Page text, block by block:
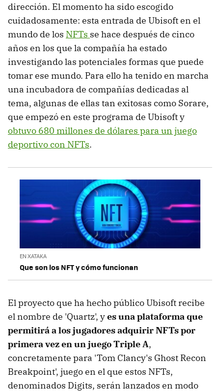
dirección. El momento ha sido escogido
cuidadosamente: esta entrada de Ubisoft en el
mundo de los NFTs se hace después de cinco
años en los que la compañía ha estado
investigando las potenciales formas que puede
tomar ese mundo. Para ello ha tenido en marcha
una incubadora de compañías dedicadas al
tema, algunas de ellas tan exitosas como Sorare,
que empezó en este programa de Ubisoft y
obtuvo 680 millones de dólares para un juego
deportivo con NFTs.
EN XATAKA
Que son los NFT y cómo funcionan
El proyecto que ha hecho público Ubisoft recibe
el nombre de 'Quartz', yes una plataforma que
permitirá a los jugadores adquirir NFTs por
primera vez en un juego Triple A,
concretamente para 'Tom Clancy's Ghost Recon
Breakpoint', juego en el que estos NFTs,
denominados Digits, serán lanzados en modo